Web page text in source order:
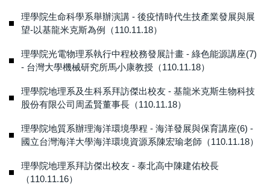
理學院生命科學系舉辦演講 - 後疫情時代生技產業發展與展
望-以基龍米克斯為例（110.11.18）
理學院光電物理系執行中程校務發展計畫 - 綠色能源講座(7)
- 台灣大學機械研究所馬小康教授（110.11.18）
理學院地理系及生科系拜訪傑出校友 - 基龍米克斯生物科技
股份有限公司周孟賢董事長（110.11.18）
理學院地質系辦理海洋環境學程 - 海洋發展與保育講座(6) -
國立台灣海洋大學海洋環境資源系陳宏瑜老師（110.11.18）
理學院地理系拜訪傑出校友 - 泰北高中陳建佑校長
（110.11.16）